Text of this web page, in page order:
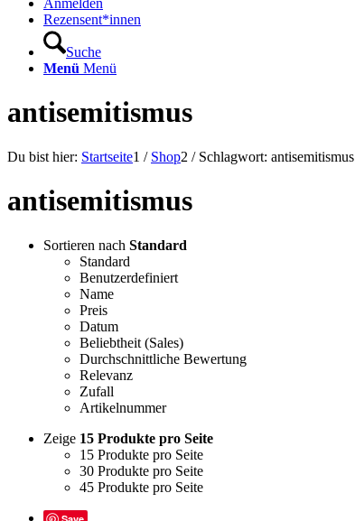
Anmelden
Rezensent*innen
Suche
Menü Menü
antisemitismus
Du bist hier: Startseite1 / Shop2 / Schlagwort: antisemitismus
antisemitismus
Sortieren nach Standard
Standard
Benutzerdefiniert
Name
Preis
Datum
Beliebtheit (Sales)
Durchschnittliche Bewertung
Relevanz
Zufall
Artikelnummer
Zeige 15 Produkte pro Seite
15 Produkte pro Seite
30 Produkte pro Seite
45 Produkte pro Seite